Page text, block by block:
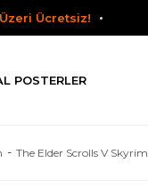
Ücretsiz!
POSTERLER
The Elder Scrolls V Skyrim